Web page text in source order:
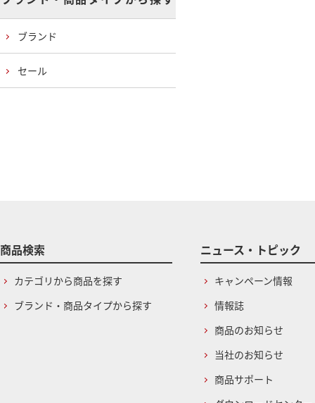
ブランド
セール
商品検索
カテゴリから商品を探す
ブランド・商品タイプから探す
ニュース・トピック
キャンペーン情報
情報誌
商品のお知らせ
当社のお知らせ
商品サポート